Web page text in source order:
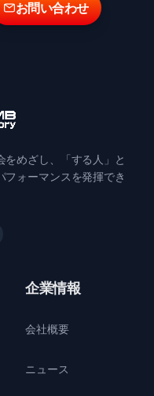
お問い合わせ
をめざし、「する人」と
フォーマンスを発揮でき
企業情報
会社概要
ニュース